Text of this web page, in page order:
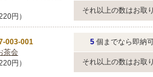
円）
それ以上の数はお取
003-001
茶会
円）
5 個までなら即納
それ以上の数はお取